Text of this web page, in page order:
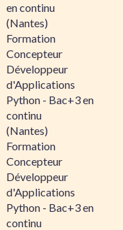
en continu
(Nantes)
Formation
Concepteur
Développeur
d'Applications
Python - Bac+3 en
continu
(Nantes)
Formation
Concepteur
Développeur
d'Applications
Python - Bac+3 en
continu